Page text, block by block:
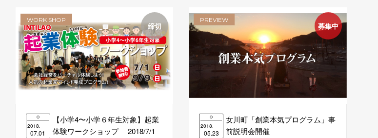
締切
2018.
07.01
【小学4〜小学６年生対象】起業
体験ワークショップ 2018/7/1
WORK SHOP
募集中
2018.
05.23
女川町「創業本気プログラム」事
前説明会開催
PREVIEW